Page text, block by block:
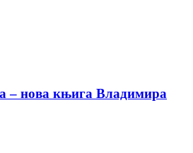
– нова књига Владимира